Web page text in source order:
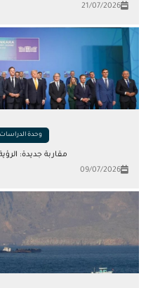
21/07/2026
وحدة الدراسات
مقاربة جديدة:
09/07/2026